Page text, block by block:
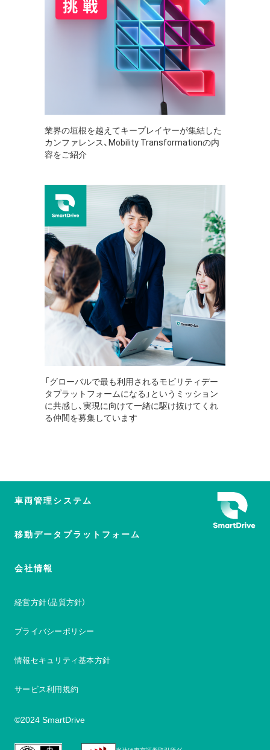
業界の垣根を越えてキープレイヤーが集結した
カンファレンス、Mobility Transformationの内
容をご紹介
「グローバルで最も利用されるモビリティデー
タプラットフォームになる」というミッション
に共感し、実現に向けて一緒に駆け抜けてくれ
る仲間を募集しています
車両管理システム
移動データプラットフォーム
会社情報
経営方針（品質方針）
プライバシーポリシー
情報セキュリティ基本方針
サービス利用規約
©2024 SmartDrive